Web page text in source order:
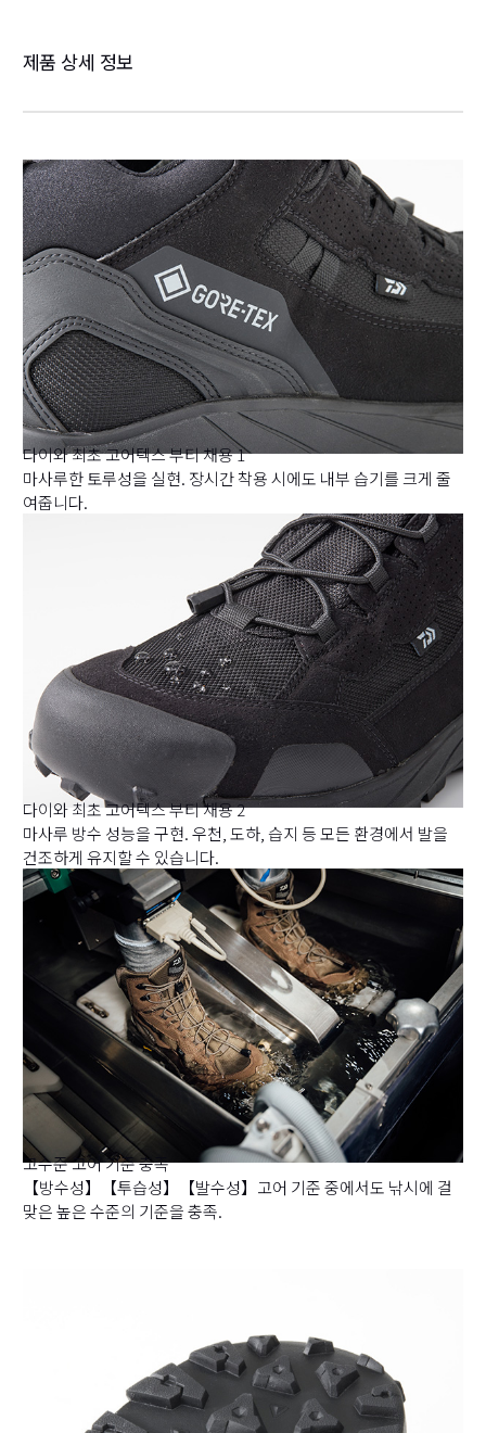
제품 상세 정보
다이와 최초 고어텍스 부티 채용 1
마사루한 토루성을 실현. 장시간 착용 시에도 내부 습기를 크게 줄
여줍니다.
다이와 최초 고어텍스 부티 채용 2
마사루 방수 성능을 구현. 우천, 도하, 습지 등 모든 환경에서 발을
건조하게 유지할 수 있습니다.
고수준 고어 기준 충족
【방수성】【투습성】【발수성】고어 기준 중에서도 낚시에 걸
맞은 높은 수준의 기준을 충족.